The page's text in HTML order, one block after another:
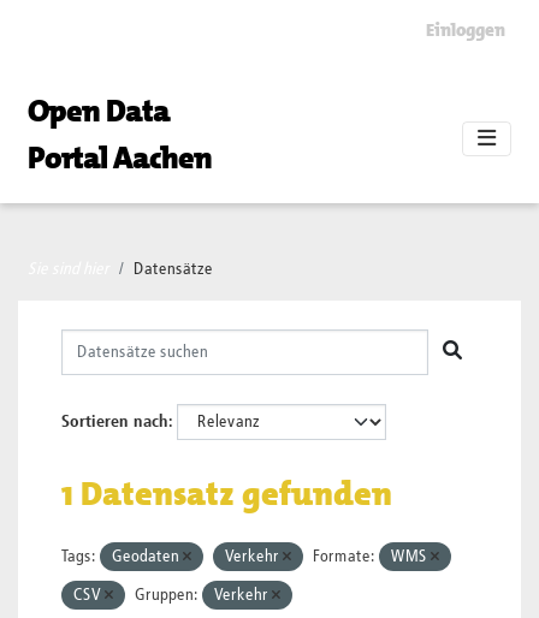
Einloggen
Open Data
Portal Aachen
Datensätze
Sortieren nach
1 Datensatz gefunden
Tags: Geodaten Verkehr Formate: WMS
CSV Gruppen: Verkehr